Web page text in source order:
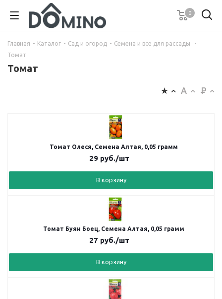
0
Главная - Каталог - Сад и огород - Семена и все для рассады
-
Томат
Томат
Томат Олеся, Семена Алтая, 0,05 грамм
29 руб./шт
В корзину
Томат Буян Боец, Семена Алтая, 0,05 грамм
27 руб./шт
В корзину